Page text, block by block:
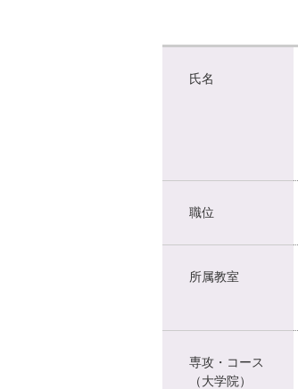
氏名
職位
所属教室
専攻・コース
（大学院）